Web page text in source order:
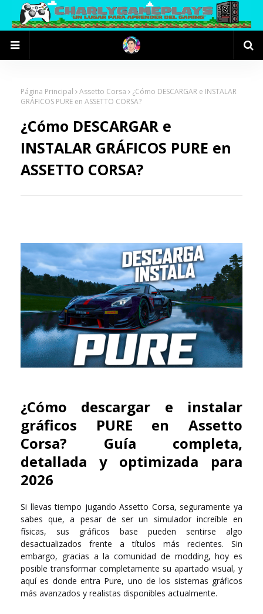
Página Principal Assetto Corsa
¿Cómo DESCARGAR e INSTALAR
GRÁFICOS PURE en ASSETTO CORSA?
¿Cómo DESCARGAR e
INSTALAR GRÁFICOS PURE en
ASSETTO CORSA?
¿Cómo descargar e instalar
gráficos PURE en Assetto
Corsa? Guía completa,
detallada y optimizada para
2026
Si llevas tiempo jugandoAssetto Corsa, seguramente ya
sabes que, a pesar de ser un simulador increíble en
físicas, sus gráficos base pueden sentirse algo
desactualizados frente a títulos más recientes. Sin
embargo, gracias a la comunidad de modding, hoy es
posible transformar completamente su apartado visual, y
aquí es donde entra Pure, uno de los sistemas gráficos
más avanzados y realistas disponibles actualmente.